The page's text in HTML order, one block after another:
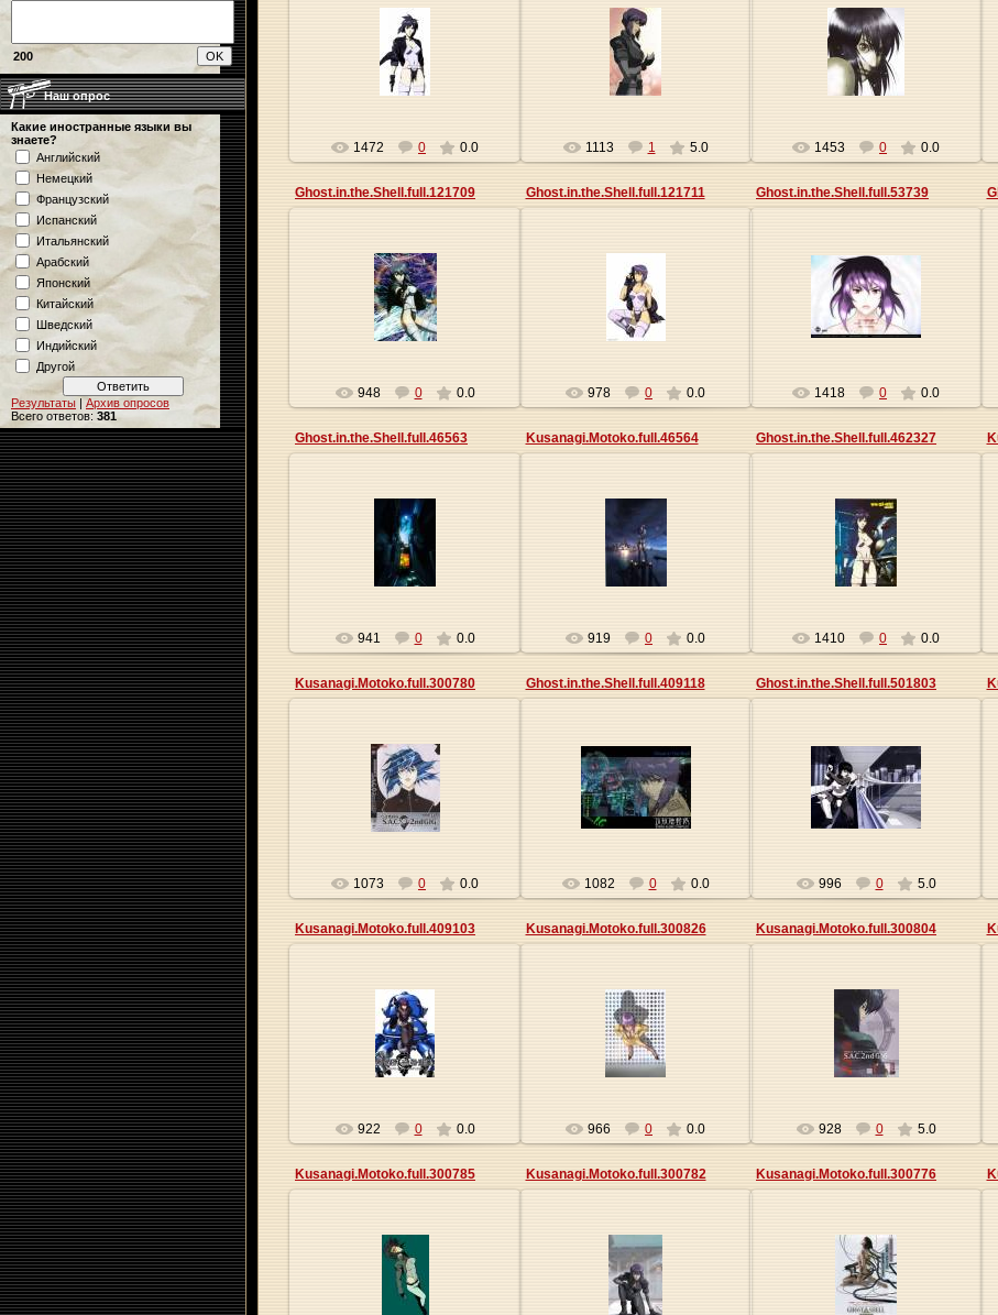
200
Наш опрос
Какие иностранные языки вы
знаете?
Английский
Немецкий
Французский
Испанский
Итальянский
Арабский
Японский
Китайский
Шведский
Индийский
Другой
Результаты |Архив опросов
Всего ответов: 381
27.05.2013
Origa
1472 0 0.0
27.05.2013
Origa
1113 1 5.0
27.05.2013
Origa
1453 0 0.0
Ghost.in.the.Shell.full.121709
27.05.2013
Origa
948 0 0.0
Ghost.in.the.Shell.full.121711
27.05.2013
Origa
978 0 0.0
Ghost.in.the.Shell.full.53739
27.05.2013
Origa
1418 0 0.0
Ghost.in.the.Shell.full.46563
27.05.2013
Origa
941 0 0.0
Kusanagi.Motoko.full.46564
27.05.2013
Origa
919 0 0.0
Ghost.in.the.Shell.full.462327
27.05.2013
Origa
1410 0 0.0
Kusanagi.Motoko.full.300780
27.05.2013
Origa
1073 0 0.0
Ghost.in.the.Shell.full.409118
27.05.2013
Origa
1082 0 0.0
Ghost.in.the.Shell.full.501803
27.05.2013
Origa
996 0 5.0
Kusanagi.Motoko.full.409103
27.05.2013
Origa
922 0 0.0
Kusanagi.Motoko.full.300826
27.05.2013
Origa
966 0 0.0
Kusanagi.Motoko.full.300804
27.05.2013
Origa
928 0 5.0
Kusanagi.Motoko.full.300785
27.05.2013
Origa
Kusanagi.Motoko.full.300782
27.05.2013
Origa
Kusanagi.Motoko.full.300776
27.05.2013
Origa